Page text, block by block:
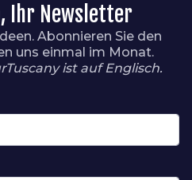
Ihr Newsletter
Abonnieren Sie den
uns einmal im Monat.
ist auf Englisch.